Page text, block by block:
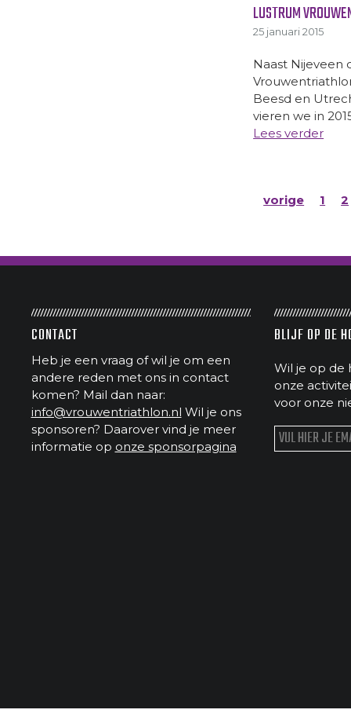
LUSTRUM
25 januari 2015
Naast Nijeveen
Beesd en
vieren we in
Lees verder
vorige 1 2
CONTACT
Heb je een vraag of wil je om een
andere reden met ons in contact
komen? Mail dan naar:
info@vrouwentriathlon.nl Wil je ons
sponsoren? Daarover vind je meer
informatie op onze sponsorpagina
BLIJF OP DE
Wil je op de
onze
voor onze